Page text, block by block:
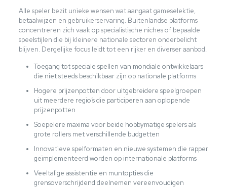
Alle speler bezit unieke wensen wat aangaat gameselektie,
betaalwijzen en gebruikerservaring. Buitenlandse platforms
concentreren zich vaak op specialistische niches of bepaalde
speelstijlen die bij kleinere nationale sectoren onderbelicht
blijven. Dergelijke focus leidt tot een rijker en diverser aanbod.
Toegang tot speciale spellen van mondiale ontwikkelaars
die niet steeds beschikbaar zijn op nationale platforms
Hogere prijzenpotten door uitgebreidere speelgroepen
uit meerdere regio’s die participeren aan oplopende
prijzenpotten
Soepelere maxima voor beide hobbymatige spelers als
grote rollers met verschillende budgetten
Innovatieve spelformaten en nieuwe systemen die rapper
geïmplementeerd worden op internationale platforms
Veeltalige assistentie en muntopties die
grensoverschrijdend deelnemen vereenvoudigen